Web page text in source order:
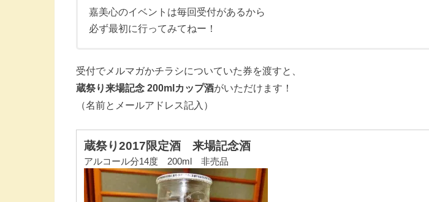
嘉美心のイベントは毎回受付があるから
必ず最初に行ってみてねー！
受付でメルマガかチラシについていた券を渡すと、
蔵祭り来場記念 200mlカップ酒がいただけます！
（名前とメールアドレス記入）
蔵祭り2017限定酒 来場記念酒
アルコール分14度 200ml 非売品